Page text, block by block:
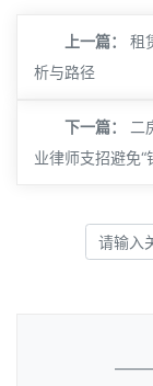
上一篇：
租
析与路径
下一篇：
二
业律师支招避免“